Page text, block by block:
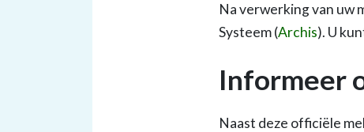
Na verwerking van uw
Systeem (Archis). U
Informeer
Naast deze officiële